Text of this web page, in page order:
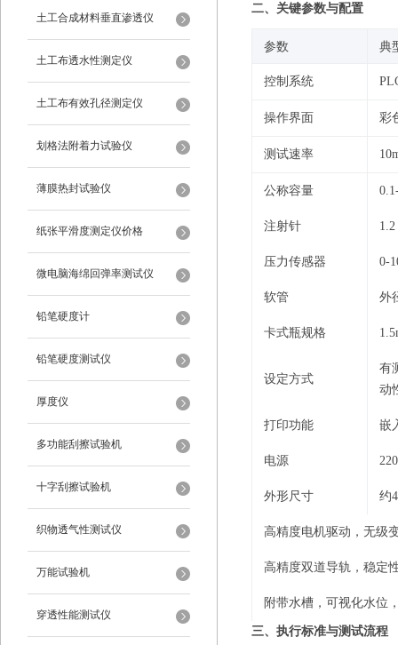
土工合成材料垂直渗透仪
土工布透水性测定仪
土工布有效孔径测定仪
划格法附着力试验仪
薄膜热封试验仪
纸张平滑度测定仪价格
微电脑海绵回弹率测试仪
铅笔硬度计
铅笔硬度测试仪
厚度仪
多功能刮擦试验机
十字刮擦试验机
织物透气性测试仪
万能试验机
穿透性能测试仪
二、关键参数与配置
‌参数‌ 典
控制系统
操作界面 彩
测试速率
公称容量
注射针
压力传感器 0-
软管 外
卡式瓶规格
设定方式
有
动
打印功能 嵌
电源
外形尺寸 约
高精度电机驱动，无级
高精度双道导轨，稳定
附带水槽，可视化水位
三、 执行标准与测试流程